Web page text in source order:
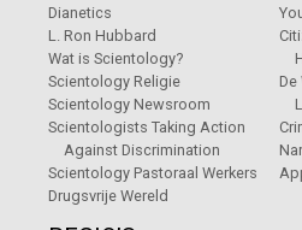
Dianetics
L. Ron Hubbard
Wat is Scientology?
Scientology Religie
Scientology Newsroom
Scientologists Taking Action
Against Discrimination
Scientology Pastoraal Werkers
Drugsvrije Wereld
De